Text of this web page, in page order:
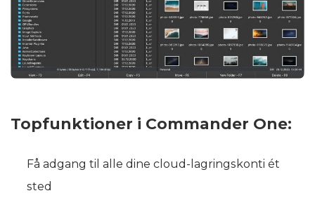
Topfunktioner i Commander One:
Få adgang til alle dine cloud-lagringskonti ét
sted